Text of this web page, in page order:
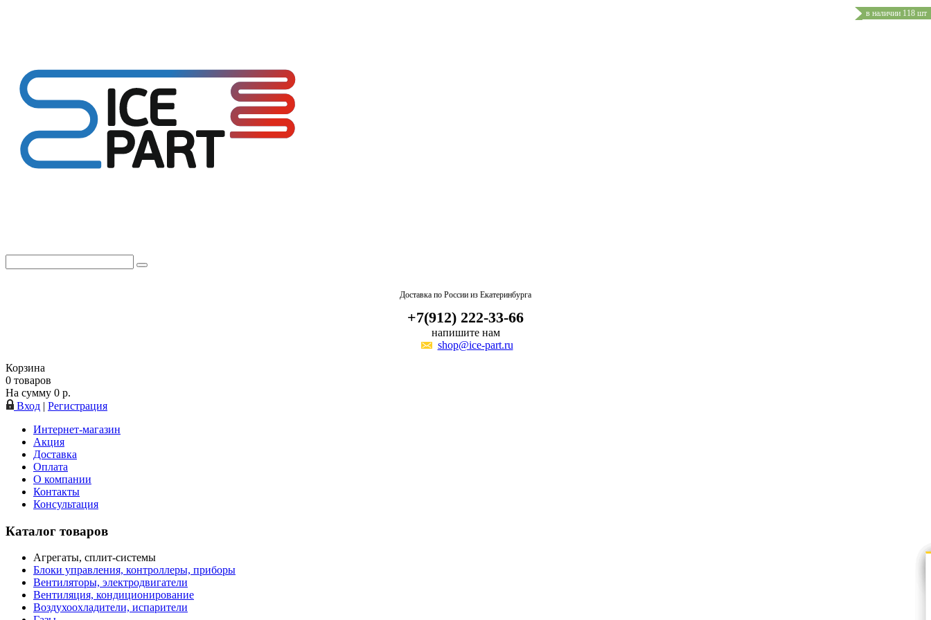
Доставка по России из Екатеринбурга
+7(912) 222-33-66
напишите нам
shop@ice-part.ru
Корзина
0 товаров
На сумму 0 р.
Вход | Регистрация
Интернет-магазин
Акция
Доставка
Оплата
О компании
Контакты
Консультация
Каталог товаров
Агрегаты, сплит-системы
Блоки управления, контроллеры, приборы
Вентиляторы, электродвигатели
Вентиляция, кондиционирование
Воздухоохладители, испарители
в наличии 118 шт